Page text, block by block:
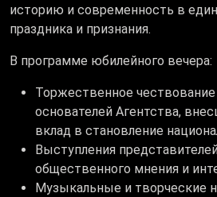
историю и современность в
праздника и признания.
В программе юбилейного вечера:
Торжественное
основателей Агентства,
вклад в становление
Выступления
общественного мнения и
Музыкальные и творческие